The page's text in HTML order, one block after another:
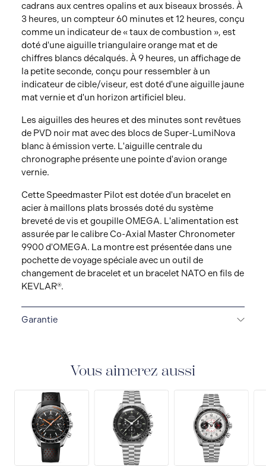
cadrans aux centres opalins et aux biseaux brossés. À
3 heures, un compteur 60 minutes et 12 heures, conçu
comme un indicateur de « taux de combustion », est
doté d'une aiguille triangulaire orange mat et de
chiffres blancs décalqués. À 9 heures, un affichage de
la petite seconde, conçu pour ressembler à un
indicateur de cible/viseur, est doté d'une aiguille jaune
mat vernie et d'un horizon artificiel bleu.
Les aiguilles des heures et des minutes sont revêtues
de PVD noir mat avec des blocs de Super-LumiNova
blanc à émission verte. L'aiguille centrale du
chronographe présente une pointe d'avion orange
vernie.
Cette Speedmaster Pilot est dotée d'un bracelet en
acier à maillons plats brossés doté du système
breveté de vis et goupille OMEGA. L'alimentation est
assurée par le calibre Co-Axial Master Chronometer
9900 d'OMEGA. La montre est présentée dans une
pochette de voyage spéciale avec un outil de
changement de bracelet et un bracelet NATO en fils de
KEVLAR®.
Garantie
réparation de tout défaut de fabrication. Veuillez
sur les conditions et restrictions de garantie. En
savoir plus :
https://www.omegawatches.com/customer-
service/5-year-warranty
Vous aimerez aussi